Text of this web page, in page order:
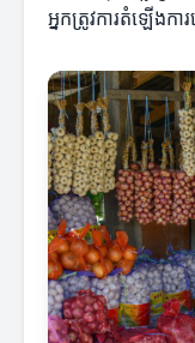
អ្នកត្រូវការតំឡើងការ